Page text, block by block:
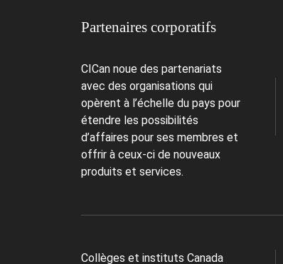
Partenaires corporatifs
CICan noue des partenariats
avec des organisations qui
opèrent à l’échelle du pays pour
étendre les possibilités
d’affaires pour ses membres et
offrir à ceux-ci de nouveaux
produits et services.
Collèges et instituts Canada